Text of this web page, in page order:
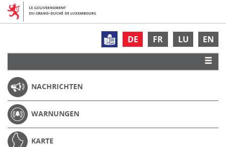
DE FR LU EN
NACHRICHTEN
WARNUNGEN
KARTE